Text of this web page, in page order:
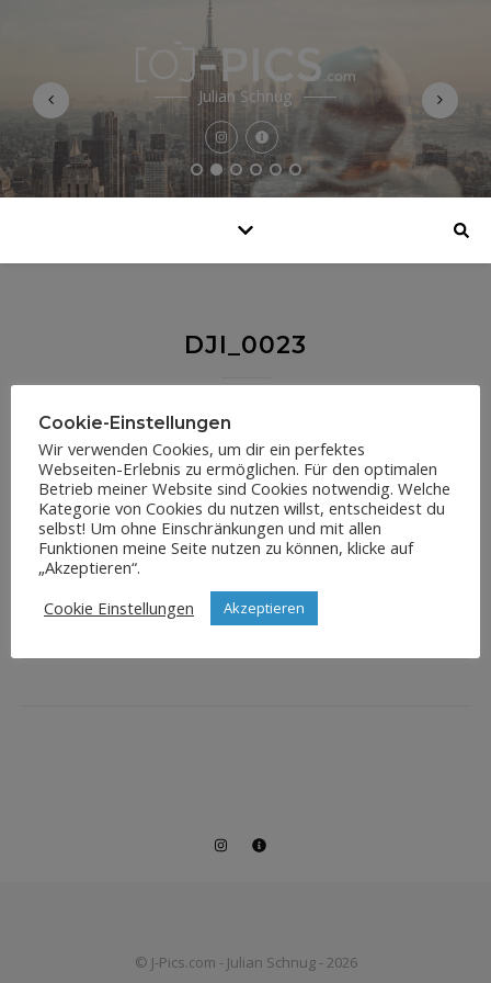
Julian Schnug
DJI_0023
© J-Pics.com - Julian Schnug - 2026
Cookie-Einstellungen
Wir verwenden Cookies, um dir ein perfektes
Webseiten-Erlebnis zu ermöglichen. Für den optimalen
Betrieb meiner Website sind Cookies notwendig. Welche
Kategorie von Cookies du nutzen willst, entscheidest du
selbst! Um ohne Einschränkungen und mit allen
Funktionen meine Seite nutzen zu können, klicke auf
„Akzeptieren“.
Cookie Einstellungen
Akzeptieren